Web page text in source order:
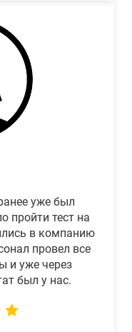
уже был
пройти тест на
в компанию
провел все
и уже через
был у нас.